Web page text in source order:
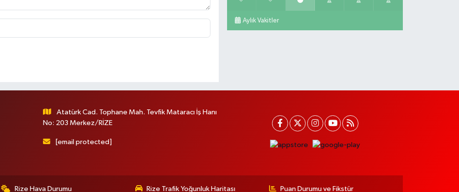
Aylık Vakitler
Atatürk Cad. Tophane Mah. Tevfik Mataracı İş Hanı
No: 203 Merkez/RİZE
[email protected]
Rize Hava Durumu Rize Trafik Yoğunluk Haritası Puan Durumu ve Fikstür